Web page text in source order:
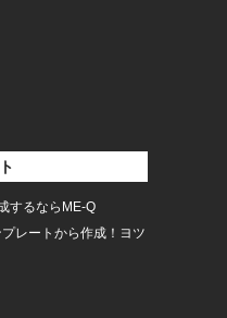
するならME-Q
レートから作成！ヨツ